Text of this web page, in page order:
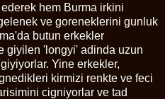
hem Burma irkini
ve goreneklerini gunluk
butun erkekler
giyilen 'longyi' adinda uzun
Yine erkekler,
kirmizi renkte ve feci
cigniyorlar ve tad